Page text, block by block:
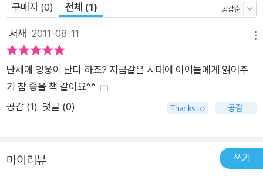
들의 바람을 뜻하는 것입니다. 한번 사라져서 영영 나타나지 못하
는 ‘죽은 꿈’이 아니라, 언젠가는 다시 나타날 것이라는 믿음과 함
께 ‘살아 있는 꿈’으로 백성들 마음속에 오랫동안 간직되어 있는
것이지요. 화가 특유의 신비로운 색감과 힘 있는 그림으로 완성된
영웅 이야기 이 책은 서선미 화가의 첫 번째 그림책으로 전작 《범
우투리》에서 더욱 힘차고 강렬하게 표현했습니다. 영웅의 탄생과
내 신비로운 분위기를 자아내며, 주인공의 생김새와 몸짓에 당당
한 기운을 불어넣어 작지만 힘 있는 영웅의 모습을 잘 그려 냈습
구매자 (0) 전체 (1)
서재 2011-08-11
난세에 영웅이 난다 하죠? 지금같은 시대에 아이들에게 읽어주
기 참 좋을 책 같아요^^
공감 (1) 댓글 (0)
마이리뷰 쓰기